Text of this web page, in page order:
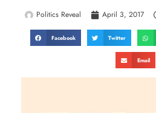
Politics Reveal April 3, 2017
Facebook Twitter
Email